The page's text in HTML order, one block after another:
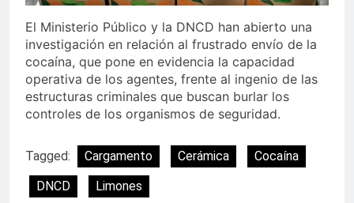
El Ministerio Público y la DNCD han abierto una
investigación en relación al frustrado envío de la
cocaína, que pone en evidencia la capacidad
operativa de los agentes, frente al ingenio de las
estructuras criminales que buscan burlar los
controles de los organismos de seguridad.
Tagged: Cargamento Cerámica
Cocaína
DNCD
Limones